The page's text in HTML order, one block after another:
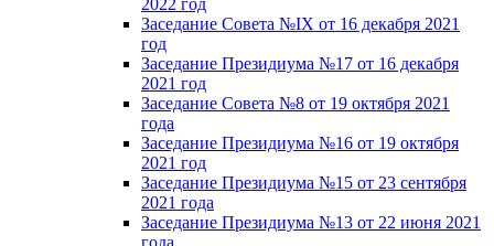
Заседание Совета №IX от 16 декабря 2021
год
Заседание Президиума №17 от 16 декабря
2021 год
Заседание Совета №8 от 19 октября 2021
года
Заседание Президиума №16 от 19 октября
2021 год
Заседание Президиума №15 от 23 сентября
2021 года
Заседание Президиума №13 от 22 июня 2021
года